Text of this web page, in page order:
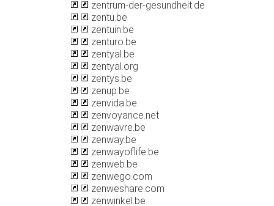
zentrum-der-gesundheit.de
zentu.be
zentuin.be
zenturo.be
zentyal.be
zentyal.org
zentys.be
zenup.be
zenvida.be
zenvoyance.net
zenwavre.be
zenway.be
zenwayoflife.be
zenweb.be
zenwego.com
zenweshare.com
zenwinkel.be